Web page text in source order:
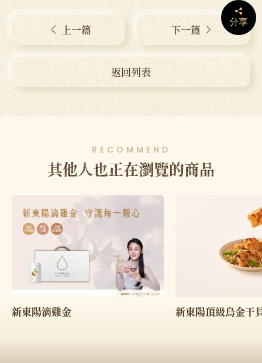
分享
上一篇
返回列表
下一篇
RECOMMEND
其他人也正在瀏覽的商品
新東陽滴雞金 新東陽頂級烏金干